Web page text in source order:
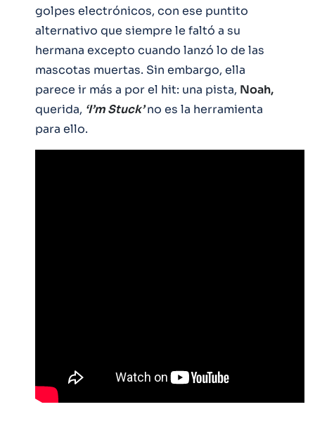
golpes electrónicos, con ese puntito
alternativo que siempre le faltó a su
hermana excepto cuando lanzó lo de las
mascotas muertas. Sin embargo, ella
parece ir más a por el hit: una pista, Noah,
querida, ‘I’m Stuck’ no es la herramienta
para ello.